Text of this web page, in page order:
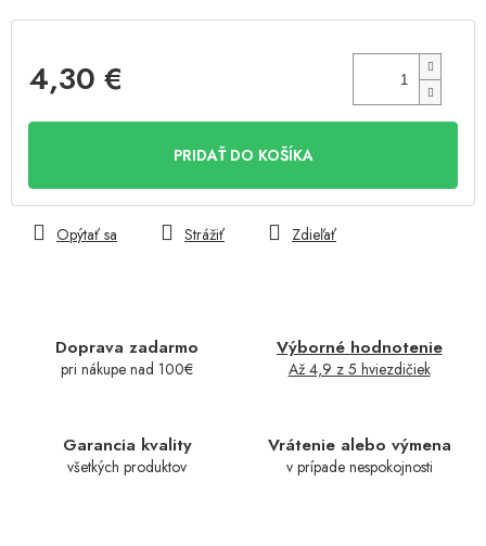
4,30 €
PRIDAŤ DO KOŠÍKA
Doprava zadarmo
pri nákupe nad 100€
Výborné hodnotenie
Až 4,9 z 5 hviezdičiek
Garancia kvality
všetkých produktov
Vrátenie alebo výmena
v prípade nespokojnosti
Opýtať sa Strážiť Zdieľať